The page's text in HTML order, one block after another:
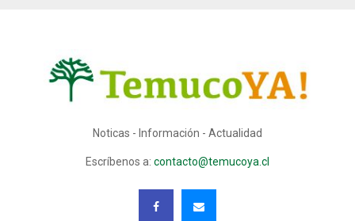
Noticas - Información - Actualidad
Escríbenos a: contacto@temucoya.cl